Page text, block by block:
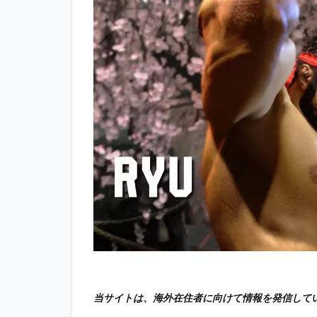
当サイトは、海外在住者に向けて情報を発信して